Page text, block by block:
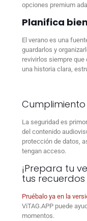
opciones premium
Planifica
El verano es una
guardarlos y
revivirlos siempre que
una historia clara,
La seguridad es
del contenido
protección de datos,
tengan acceso.
¡Prepara tu
tus
Pruébalo ya en la
ViTAG.APP puede
momentos.